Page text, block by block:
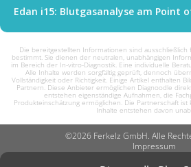
Edan i15: Blutgasanalyse am Point
Die bereitgestellten Informationen sind ausschließlich
bestimmt. Sie dienen der neutralen, unabhängigen
im Bereich der In-vitro-Diagnostik. Eine individuelle
Alle Inhalte werden sorgfältig geprüft, dennoch
Vollständigkeit oder Richtigkeit. Einige Artikel enthalten
Partnern. Diese Anbieter ermöglichen Diagnoodle
entstehen eigenständige Aufnahmen, die
Produkteinschätzung ermöglichen. Die Partnerschaft
Inhalte entstehen davon
©2026 Ferkelz GmbH. Alle
Impressum